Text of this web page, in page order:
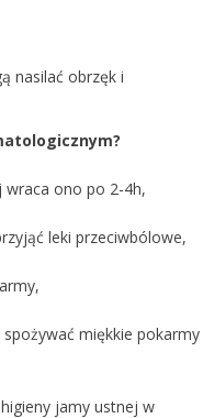
nasilać obrzęk i
ono po 2-4h,
leki przeciwbólowe,
miękkie pokarmy
jamy ustnej w